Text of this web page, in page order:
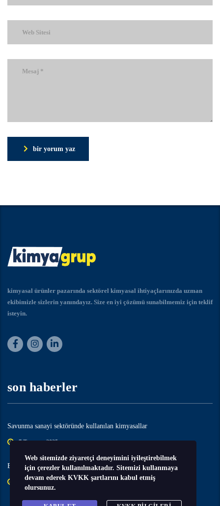
bir yorum yaz
kimyasal ürünler pazarında sektörel kimyasal ihtiyaçlarınızda uzman
ekibimizle sizlerin yanındayız. Size en iyi çözümü sunabilmemiz için teklif
isteyin.
son haberler
Savunma sanayi sektöründe kullanılan kimyasallar
7 Temmuz 2025
Esans – Aroma sektöründe kullanılan kimyasallar
7 Temmuz 2025
Web sitemizde ziyaretçi deneyimini iyileştirebilmek
için çerezler kullanılmaktadır. Sitemizi kullanmaya
devam ederek KVKK şartlarını kabul etmiş
olursunuz.